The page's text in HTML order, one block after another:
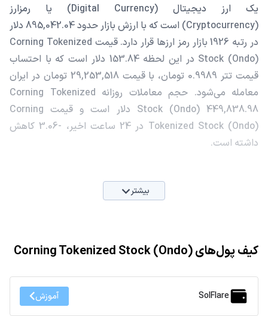
یک ارز دیجیتال (Digital Currency) یا رمزارز
(Cryptocurrency) است که با ارزش بازار حدود 895,042.04 دلار
در رتبه 1926 بازار رمز ارزها قرار دارد. قیمت Corning Tokenized
Stock (Ondo) در این لحظه 153.84 دلار است که با احتساب
قیمت تتر 0.9989 تومان، با قیمت 29,253,518 تومان در ایران
معامله می‌شود. حجم معاملات روزانه Corning Tokenized
Stock (Ondo) 449,838.98 دلار است و قیمت Corning
Tokenized Stock (Ondo) در 24 ساعت اخیر، -3.06 کاهش
داشته است.
بیشتر
کیف پول‌های Corning Tokenized Stock (Ondo)
SolFlare آموزش